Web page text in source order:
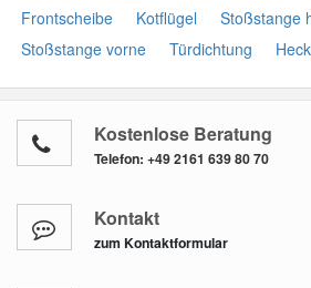
Frontscheibe
Kotflügel
Stoßstange
Stoßstange vorne
Türdichtung
Kostenlose Beratung
Telefon: +49 2161 639 80 70
Kontakt
zum Kontaktformular